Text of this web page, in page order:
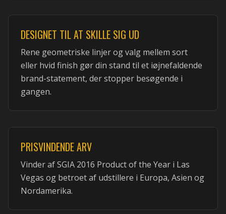
DESIGNET TIL AT SKILLE SIG UD
Rene geometriske linjer og valg mellem sort
eller hvid finish gør din stand til et iøjnefaldende
brand-statement, der stopper besøgende i
gangen.
PRISVINDENDE ARV
Vinder af SGIA 2016 Product of the Year i Las
Vegas og betroet af udstillere i Europa, Asien og
Nordamerika.